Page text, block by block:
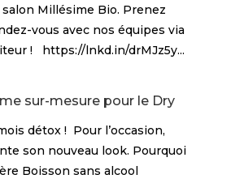
Millésime Bio. Prenez
vous avec nos équipes via
! https://lnkd.in/drMJz5y...
sur-mesure pour le Dry
détox ! Pour l’occasion,
son nouveau look. Pourquoi
Boisson sans alcool